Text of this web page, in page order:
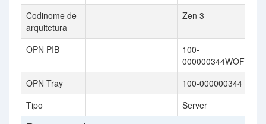
Codinome de
arquitetura
Zen 3
OPN PIB
100-
000000344WOF
OPN Tray
100-000000344
Tipo
Server